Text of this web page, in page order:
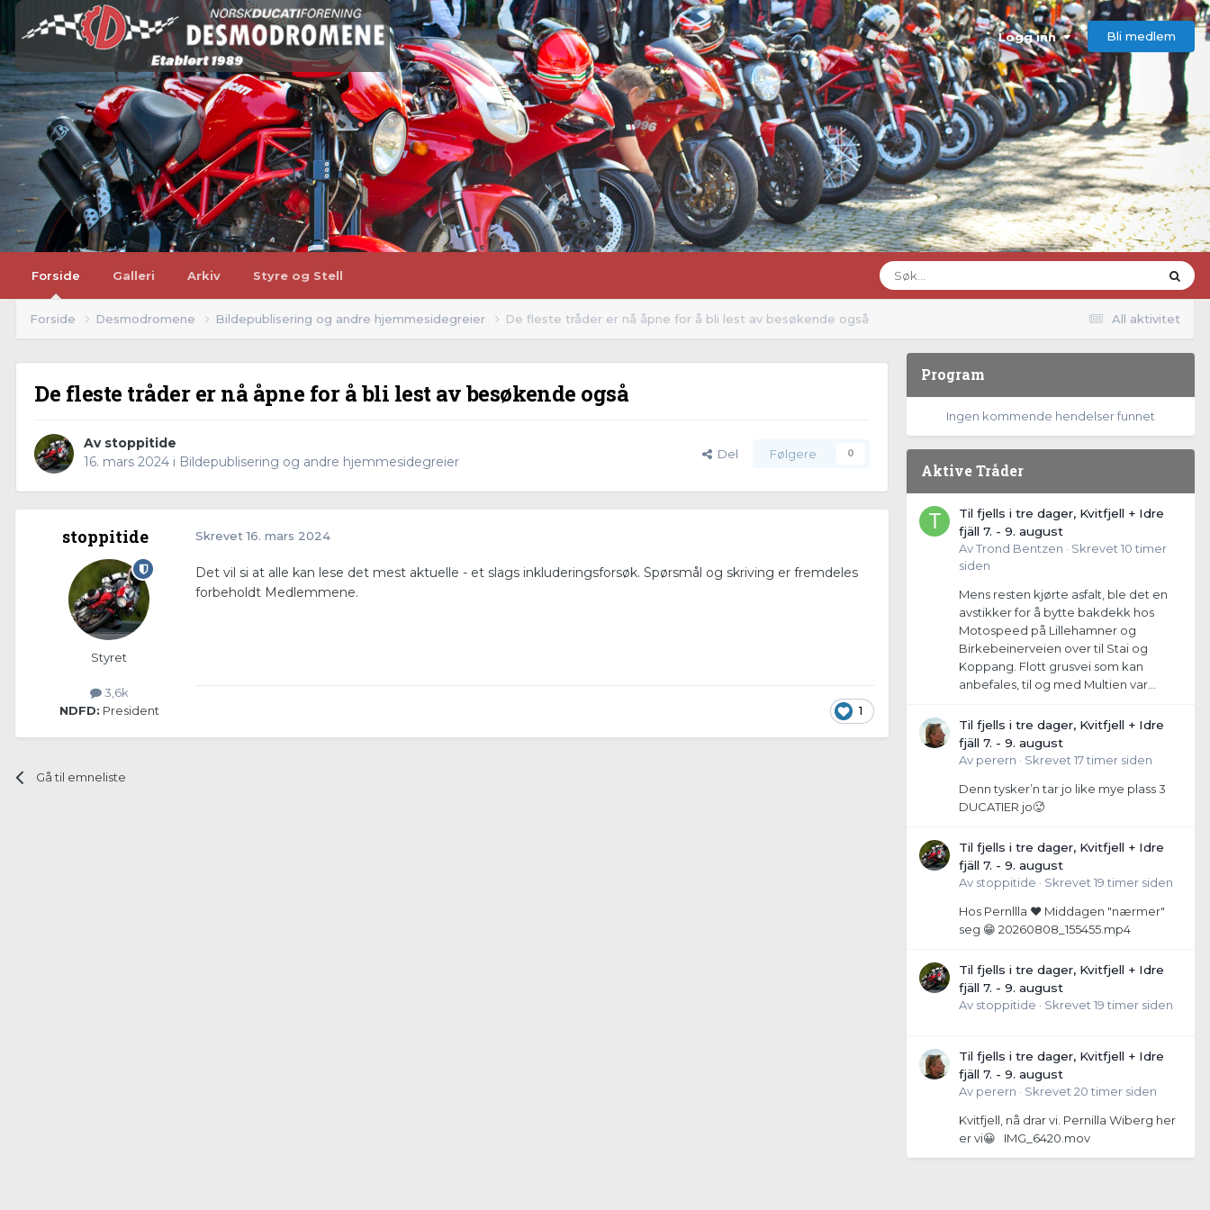
Logg inn Bli medlem
Forside Galleri Arkiv Styre og Stell
All aktivitet
Forside Desmodromene Bildepublisering og andre hjemmesidegreier De fleste tråder er nå åpne for å bli lest av besøkende også
De fleste tråder er nå åpne for å bli lest av besøkende også
Av stoppitide
16. mars 2024 i Bildepublisering og andre hjemmesidegreier Del Følgere 0
stoppitide
Styret
3,6k
NDFD: President
Skrevet16. mars 2024
Det vil si at alle kan lese det mest aktuelle - et slags inkluderingsforsøk. Spørsmål og skriving er fremdeles
forbeholdt Medlemmene.
1
Gå til emneliste
Program
Ingen kommende hendelser funnet
Aktive Tråder
Til fjells i tre dager, Kvitfjell + Idre
fjäll 7. - 9. august
AvTrond Bentzen · Skrevet 10 timer
siden
Mens resten kjørte asfalt, ble det en
avstikker for å bytte bakdekk hos
Motospeed på Lillehamner og
Birkebeinerveien over til Stai og
Koppang. Flott grusvei som kan
anbefales, til og med Multien var...
Til fjells i tre dager, Kvitfjell + Idre
fjäll 7. - 9. august
Av perern · Skrevet 17 timer siden
Denn tysker’n tar jo like mye plass 3
DUCATIER jo🥵
Til fjells i tre dager, Kvitfjell + Idre
fjäll 7. - 9. august
Av stoppitide · Skrevet 19 timer siden
Hos Pernllla ❤️ Middagen "nærmer"
seg 😁 20260808_155455.mp4
Til fjells i tre dager, Kvitfjell + Idre
fjäll 7. - 9. august
Av stoppitide · Skrevet 19 timer siden
Til fjells i tre dager, Kvitfjell + Idre
fjäll 7. - 9. august
Av perern · Skrevet 20 timer siden
Kvitfjell, nå drar vi. Pernilla Wiberg her
er vi😀 IMG_6420.mov